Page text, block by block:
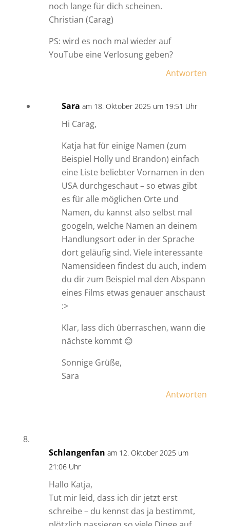
noch lange für dich scheinen.
Christian (Carag)
PS: wird es noch mal wieder auf
YouTube eine Verlosung geben?
Antworten
Sara am 18. Oktober 2025 um 19:51 Uhr
Hi Carag,
Katja hat für einige Namen (zum
Beispiel Holly und Brandon) einfach
eine Liste beliebter Vornamen in den
USA durchgeschaut – so etwas gibt
es für alle möglichen Orte und
Namen, du kannst also selbst mal
googeln, welche Namen an deinem
Handlungsort oder in der Sprache
dort geläufig sind. Viele interessante
Namensideen findest du auch, indem
du dir zum Beispiel mal den Abspann
eines Films etwas genauer anschaust
:>
Klar, lass dich überraschen, wann die
nächste kommt 😊
Sonnige Grüße,
Sara
Antworten
Schlangenfan am 12. Oktober 2025 um
21:06 Uhr
Hallo Katja,
Tut mir leid, dass ich dir jetzt erst
schreibe – du kennst das ja bestimmt,